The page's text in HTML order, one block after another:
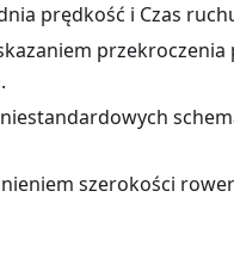
prędkość i Czas
szerokości